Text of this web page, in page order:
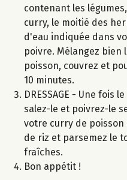
contenant les
curry, le moitié des
d'eau indiquée dans
poivre. Mélangez bien
poisson, couvrez et
10 minutes.
DRESSAGE - Une fois
salez-le et poivrez-le
votre curry de poisson
de riz et parsemez le
fraîches.
Bon appétit !